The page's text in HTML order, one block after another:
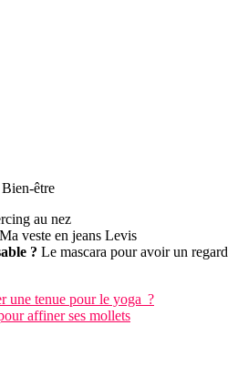
être
au nez
Ma veste en jeans Levis
? Le mascara pour avoir un regard
une tenue pour le yoga ?
affiner ses mollets